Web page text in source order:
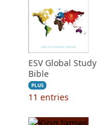
ESV Global Study
Bible
PLUS
11 entries